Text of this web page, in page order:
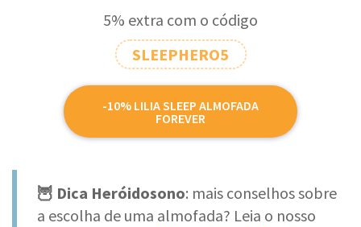
5% extra com o código
SLEEPHERO5
-10% LILIA SLEEP ALMOFADA
FOREVER
🦉 Dica Heróidosono: mais conselhos sobre
a escolha de uma almofada? Leia o nosso